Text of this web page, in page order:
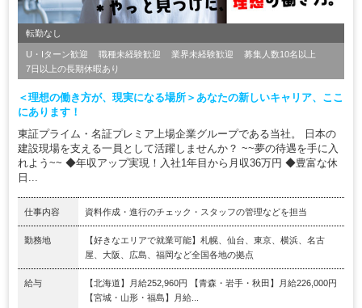
転勤なし
U・Iターン歓迎 職種未経験歓迎 業界未経験歓迎
募集人数10名以上
7日以上の長期休暇あり
＜理想の働き方が、現実になる場所＞あなたの新しいキャリア、ここ
にあります！
東証プライム・名証プレミア上場企業グループである当社。 日本の
建設現場を支える一員として活躍しませんか？ ~~夢の待遇を手に入
れよう~~ ◆年収アップ実現！入社1年目から月収36万円 ◆豊富な休
日...
仕事内容 資料作成・進行のチェック・スタッフの管理などを担当
勤務地
【好きなエリアで就業可能】札幌、仙台、東京、横浜、名古
屋、大阪、広島、福岡など全国各地の拠点
給与
【北海道】月給252,960円 【青森・岩手・秋田】月給226,000円
【宮城・山形・福島】月給...